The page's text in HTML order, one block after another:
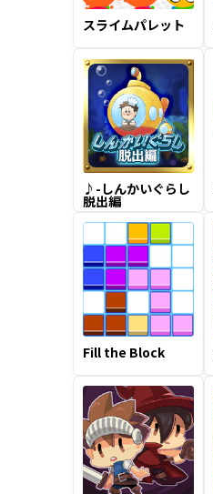
スライムパレット
♪-しんかいぐらし
脱出編
Fill the Block